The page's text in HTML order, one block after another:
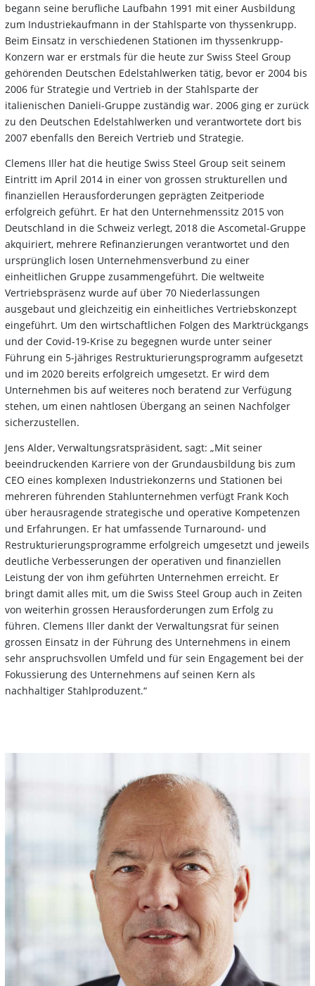
begann seine berufliche Laufbahn 1991 mit einer Ausbildung
zum Industriekaufmann in der Stahlsparte von thyssenkrupp.
Beim Einsatz in verschiedenen Stationen im thyssenkrupp-
Konzern war er erstmals für die heute zur Swiss Steel Group
gehörenden Deutschen Edelstahlwerken tätig, bevor er 2004 bis
2006 für Strategie und Vertrieb in der Stahlsparte der
italienischen Danieli-Gruppe zuständig war. 2006 ging er zurück
zu den Deutschen Edelstahlwerken und verantwortete dort bis
2007 ebenfalls den Bereich Vertrieb und Strategie.
Clemens Iller hat die heutige Swiss Steel Group seit seinem
Eintritt im April 2014 in einer von grossen strukturellen und
finanziellen Herausforderungen geprägten Zeitperiode
erfolgreich geführt. Er hat den Unternehmenssitz 2015 von
Deutschland in die Schweiz verlegt, 2018 die Ascometal-Gruppe
akquiriert, mehrere Refinanzierungen verantwortet und den
ursprünglich losen Unternehmensverbund zu einer
einheitlichen Gruppe zusammengeführt. Die weltweite
Vertriebspräsenz wurde auf über 70 Niederlassungen
ausgebaut und gleichzeitig ein einheitliches Vertriebskonzept
eingeführt. Um den wirtschaftlichen Folgen des Marktrückgangs
und der Covid-19-Krise zu begegnen wurde unter seiner
Führung ein 5-jähriges Restrukturierungsprogramm aufgesetzt
und im 2020 bereits erfolgreich umgesetzt. Er wird dem
Unternehmen bis auf weiteres noch beratend zur Verfügung
stehen, um einen nahtlosen Übergang an seinen Nachfolger
sicherzustellen.
Jens Alder, Verwaltungsratspräsident, sagt: „Mit seiner
beeindruckenden Karriere von der Grundausbildung bis zum
CEO eines komplexen Industriekonzerns und Stationen bei
mehreren führenden Stahlunternehmen verfügt Frank Koch
über herausragende strategische und operative Kompetenzen
und Erfahrungen. Er hat umfassende Turnaround- und
Restrukturierungsprogramme erfolgreich umgesetzt und jeweils
deutliche Verbesserungen der operativen und finanziellen
Leistung der von ihm geführten Unternehmen erreicht. Er
bringt damit alles mit, um die Swiss Steel Group auch in Zeiten
von weiterhin grossen Herausforderungen zum Erfolg zu
führen. Clemens Iller dankt der Verwaltungsrat für seinen
grossen Einsatz in der Führung des Unternehmens in einem
sehr anspruchsvollen Umfeld und für sein Engagement bei der
Fokussierung des Unternehmens auf seinen Kern als
nachhaltiger Stahlproduzent.“